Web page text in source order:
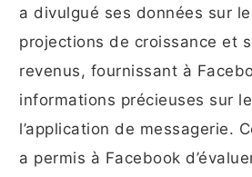
a divulgué ses données sur
projections de croissance et
revenus, fournissant à
informations précieuses sur
l’application de messagerie.
a permis à Facebook